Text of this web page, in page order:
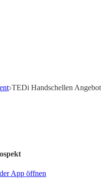
TEDi Handschellen Angebot
App öffnen